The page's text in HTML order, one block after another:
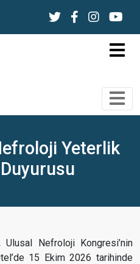
Yeterlik
Duyurusu
Ulusal Nefroloji Kongresi’nin
15 Ekim 2026 tarihinde